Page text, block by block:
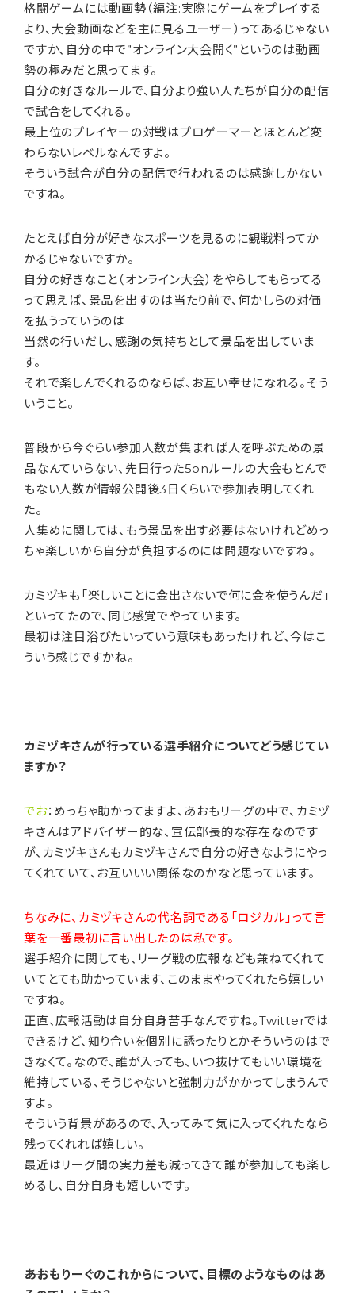
格闘ゲームには動画勢（編注:実際にゲームをプレイする
より、大会動画などを主に見るユーザー）ってあるじゃない
ですか、自分の中で”オンライン大会開く”というのは動画
勢の極みだと思ってます。
自分の好きなルールで、自分より強い人たちが自分の配信
で試合をしてくれる。
最上位のプレイヤーの対戦はプロゲーマーとほとんど変
わらないレベルなんですよ。
そういう試合が自分の配信で行われるのは感謝しかない
ですね。
たとえば自分が好きなスポーツを見るのに観戦料ってか
かるじゃないですか。
自分の好きなこと（オンライン大会）をやらしてもらってる
って思えば、景品を出すのは当たり前で、何かしらの対価
を払うっていうのは
当然の行いだし、感謝の気持ちとして景品を出していま
す。
それで楽しんでくれるのならば、お互い幸せになれる。そう
いうこと。
普段から今ぐらい参加人数が集まれば人を呼ぶための景
品なんていらない、先日行った5onルールの大会もとんで
もない人数が情報公開後3日くらいで参加表明してくれ
た。
人集めに関しては、もう景品を出す必要はないけれどめっ
ちゃ楽しいから自分が負担するのには問題ないですね。
カミヅキも「楽しいことに金出さないで何に金を使うんだ」
といってたので、同じ感覚でやっています。
最初は注目浴びたいっていう意味もあったけれど、今はこ
ういう感じですかね。
――カミヅキさんが行っている選手紹介についてどう感じてい
ますか？
でお：めっちゃ助かってますよ、あおもリーグの中で、カミヅ
キさんはアドバイザー的な、宣伝部長的な存在なのです
が、カミヅキさんもカミヅキさんで自分の好きなようにやっ
てくれていて、お互いいい関係なのかなと思っています。
ちなみに、カミヅキさんの代名詞である「ロジカル」って言
葉を一番最初に言い出したのは私です。
選手紹介に関しても、リーグ戦の広報なども兼ねてくれて
いてとても助かっています、このままやってくれたら嬉しい
ですね。
正直、広報活動は自分自身苦手なんですね。Twitterでは
できるけど、知り合いを個別に誘ったりとかそういうのはで
きなくて。なので、誰が入っても、いつ抜けてもいい環境を
維持している、そうじゃないと強制力がかかってしまうんで
すよ。
そういう背景があるので、入ってみて気に入ってくれたなら
残ってくれれば嬉しい。
最近はリーグ間の実力差も減ってきて誰が参加しても楽し
めるし、自分自身も嬉しいです。
――あおもりーぐのこれからについて、目標のようなものはあ